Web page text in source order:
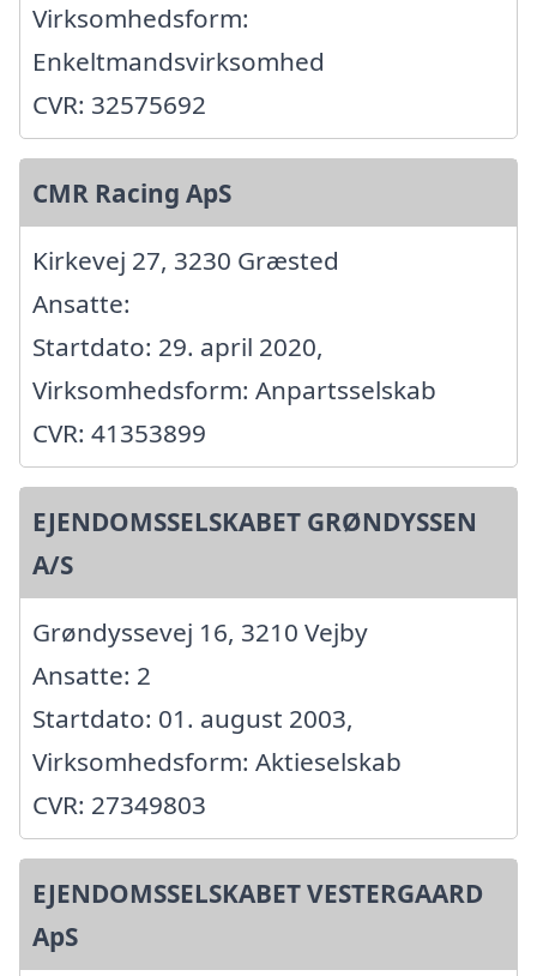
Virksomhedsform:
Enkeltmandsvirksomhed
CVR: 32575692
CMR Racing ApS
Kirkevej 27, 3230 Græsted
Ansatte:
Startdato: 29. april 2020,
Virksomhedsform: Anpartsselskab
CVR: 41353899
EJENDOMSSELSKABET GRØNDYSSEN
A/S
Grøndyssevej 16, 3210 Vejby
Ansatte: 2
Startdato: 01. august 2003,
Virksomhedsform: Aktieselskab
CVR: 27349803
EJENDOMSSELSKABET VESTERGAARD
ApS